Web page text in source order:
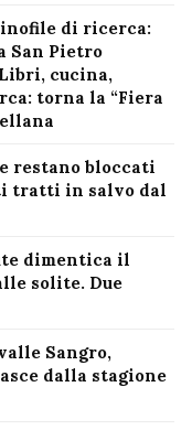
di ricerca:
San Pietro
Libri, cucina,
torna la “Fiera
restano bloccati
tratti in salvo dal
dimentica il
solite. Due
Sangro,
dalla stagione